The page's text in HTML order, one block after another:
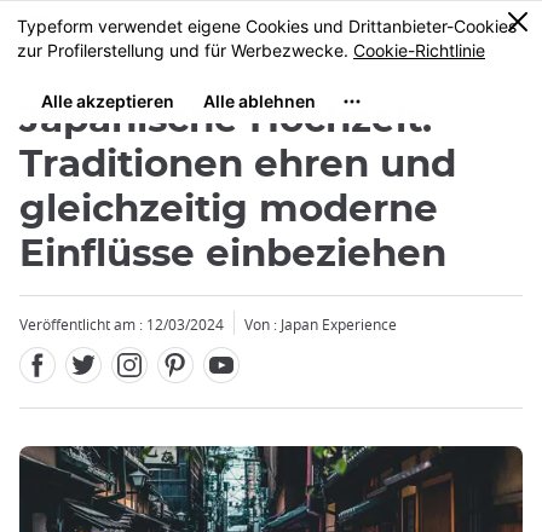
Größe
MENU
0
Japanische Hochzeit:
Traditionen ehren und
gleichzeitig moderne
Einflüsse einbeziehen
Veröffentlicht am : 12/03/2024 Von : Japan Experience